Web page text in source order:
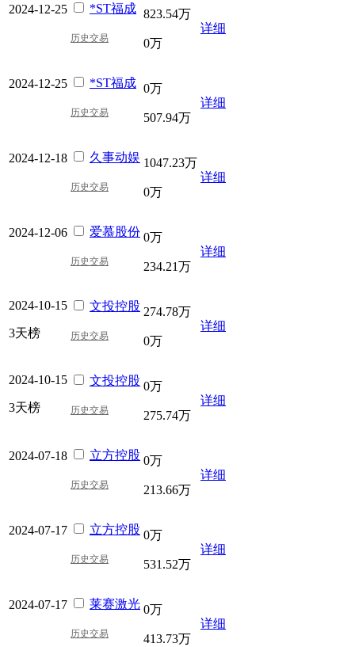
2024-12-25 *ST福成
历史交易
823.54万
0万
详细
2024-12-25 *ST福成
历史交易
0万
507.94万
详细
2024-12-18 久事动娱
历史交易
1047.23万
0万
详细
2024-12-06 爱慕股份
历史交易
0万
234.21万
详细
2024-10-15
3天榜
文投控股
历史交易
274.78万
0万
详细
2024-10-15
3天榜
文投控股
历史交易
0万
275.74万
详细
2024-07-18 立方控股
历史交易
0万
213.66万
详细
2024-07-17 立方控股
历史交易
0万
531.52万
详细
2024-07-17 莱赛激光
历史交易
0万
413.73万
详细